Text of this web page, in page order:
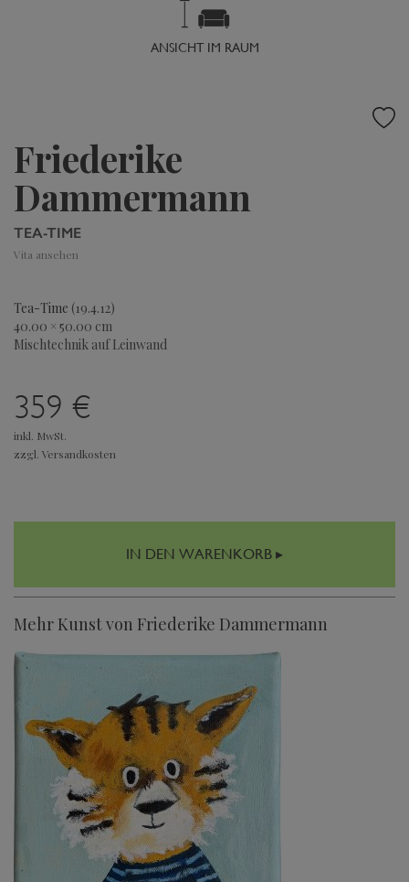
ANSICHT IM RAUM
Friederike
Dammermann
TEA-TIME
Vita ansehen
Tea-Time (19.4.12)
40.00 × 50.00 cm
Mischtechnik auf Leinwand
359 €
inkl. MwSt.
zzgl. Versandkosten
IN DEN WARENKORB ▸
Mehr Kunst von Friederike Dammermann